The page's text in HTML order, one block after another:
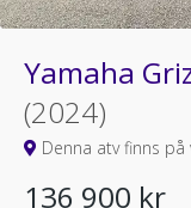
Yamaha
(2024)
Denna atv finns på
136 900 kr